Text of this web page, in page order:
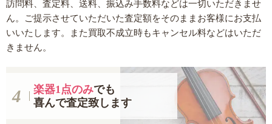
訪問料、査定料、送料、振込み手数料などは一切いただきませ
ん。ご提示させていただいた査定額をそのままお客様にお支払
いいたします。また買取不成立時もキャンセル料などはいただ
きません。
楽器1点のみでも
喜んで査定致します